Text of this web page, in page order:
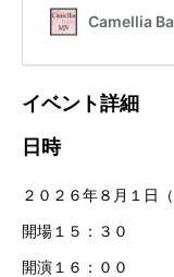
イベント詳細
日時
２０２６年８⽉１⽇（
開場１５：３０
開演１６：００